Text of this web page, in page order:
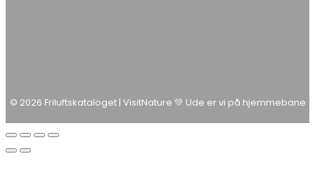
© 2026 Friluftskataloget | VisitNature 💚 Ude er vi på hjemmebane